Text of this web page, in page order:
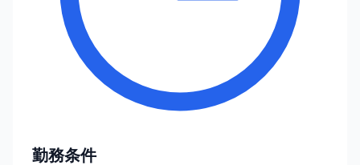
勤務条件